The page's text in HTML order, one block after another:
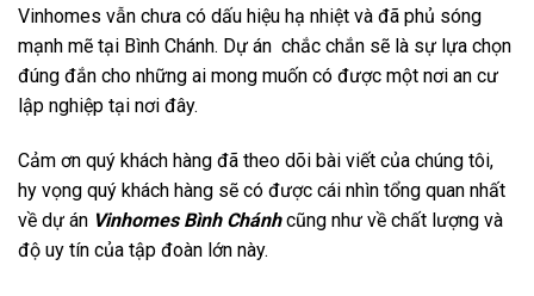
Vinhomes vẫn chưa có dấu hiệu hạ nhiệt và đã phủ sóng
mạnh mẽ tại Bình Chánh. Dự án chắc chắn sẽ là sự lựa chọn
đúng đắn cho những ai mong muốn có được một nơi an cư
lập nghiệp tại nơi đây.
Cảm ơn quý khách hàng đã theo dõi bài viết của chúng tôi,
hy vọng quý khách hàng sẽ có được cái nhìn tổng quan nhất
về dự án Vinhomes Bình Chánhcũng như về chất lượng và
độ uy tín của tập đoàn lớn này.